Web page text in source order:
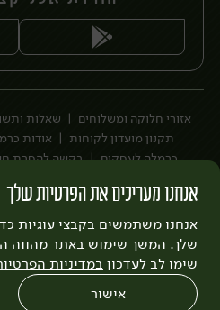
יח׳
אנחנו מעריכים את הפרטיות שלך
אנחנו משתמשים בקבצי עוגיות
שלך. המשך שימוש באתר מהווה
שימו לב לעדכון במדיניות
אישור
אזורי חלוקה ומשלוחים שאלות
תקנון מועדון לקוחות
אודות
כרמלה לעסקים
בקשה להסרת